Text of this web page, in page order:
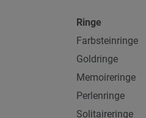
Ringe
Farbsteinringe
Goldringe
Memoireringe
Perlenringe
Solitaireringe